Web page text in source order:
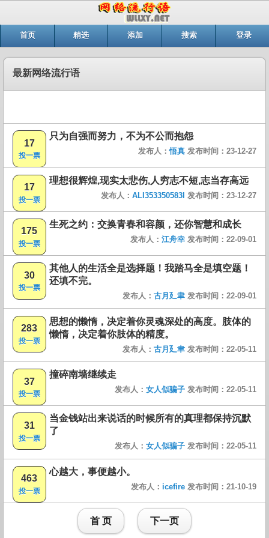
首页 精选 添加 搜索 登录
最新网络流行语
17
投一票
只为自强而努力，不为不公而抱怨
发布人：悟真 发布时间：23-12-27
17
投一票
理想很辉煌,现实太悲伤,人穷志不短,志当存高远
发布人： ALI353350583I 发布时间：23-12-27
175
投一票
生死之约：交换青春和容颜，还你智慧和成长
发布人： 江舟幸 发布时间：22-09-01
30
投一票
其他人的生活全是选择题！我踏马全是填空题！
还填不完。
发布人： 古月廴聿 发布时间：22-09-01
283
投一票
思想的懒惰，决定着你灵魂深处的高度。肢体的
懒惰，决定着你肢体的精度。
发布人： 古月廴聿 发布时间：22-05-11
37
投一票
撞碎南墙继续走
发布人： 女人似骗子 发布时间：22-05-11
31
投一票
当金钱站出来说话的时候所有的真理都保持沉默
了
发布人： 女人似骗子 发布时间：22-05-11
463
投一票
心越大，事便越小。
发布人： icefire 发布时间：21-10-19
首 页 下一页